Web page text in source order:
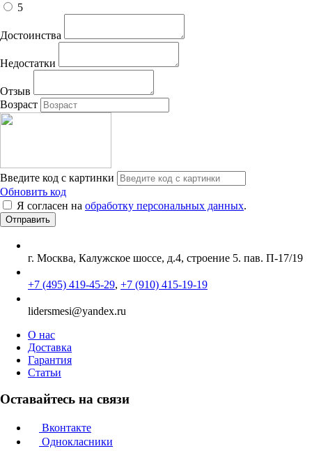
5
Достоинства
Недостатки
Отзыв
Возраст
Введите код с картинки
Обновить код
Я согласен на обработку персональных данных.
г. Москва, Калужское шоссе, д.4, строение 5. пав. П-17/19
+7 (495) 419-45-29, +7 (910) 415-19-19
lidersmesi@yandex.ru
О нас
Доставка
Гарантия
Статьи
Оставайтесь на связи
Вконтакте
Однокласники